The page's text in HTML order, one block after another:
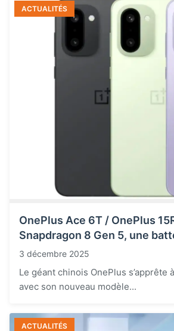
ACTUALITÉS
OnePlus Ace 6T / OnePlus
Snapdragon 8 Gen 5, une
3 décembre 2025
Le géant chinois OnePlus
avec son nouveau modèle...
ACTUALITÉS